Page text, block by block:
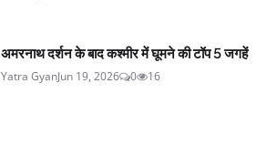
अमरनाथ दर्शन के बाद कश्मीर में घूमने की टॉप 5 जगहें
Yatra GyanJun 19, 2026 0 16